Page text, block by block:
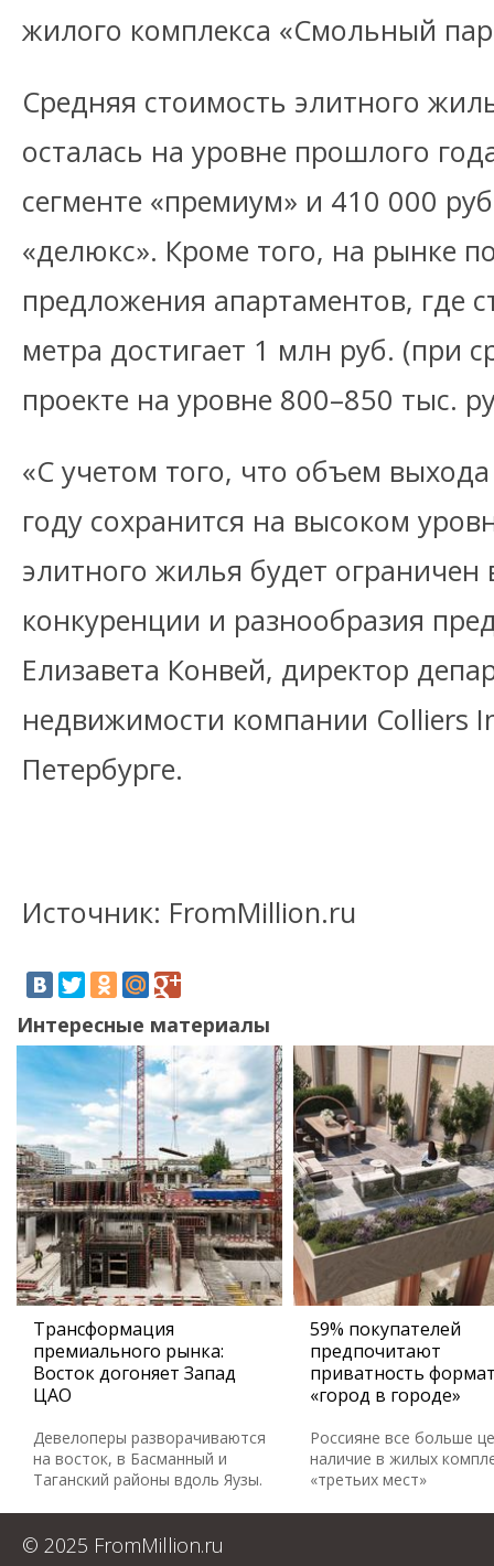
жилого комплекса «Смольный
Средняя стоимость элитного
осталась на уровне прошлого
сегменте «премиум» и 410 000
«делюкс». Кроме того, на рынке
предложения апартаментов, где
метра достигает 1 млн руб. (при
проекте на уровне 800–850 тыс.
«С учетом того, что объем
году сохранится на высоком
элитного жилья будет ограничен
конкуренции и разнообразия
Елизавета Конвей, директор
недвижимости компании Colliers
Петербурге.
Источник: FromMillion.ru
Интересные материалы
Трансформация
премиального рынка:
Восток догоняет Запад
ЦАО
Девелоперы разворачиваются
на восток, в Басманный и
Таганский районы вдоль Яузы.
59% покупателей
предпочитают
приватность
«город в городе»
Россияне все больше
наличие в жилых
«третьих мест»
© 2025 FromMillion.ru